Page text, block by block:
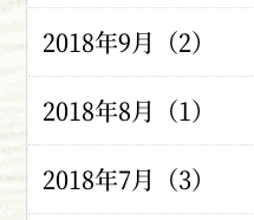
2018年9月（2）
2018年8月（1）
2018年7月（3）